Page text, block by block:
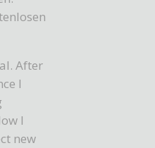
After
I
I
new